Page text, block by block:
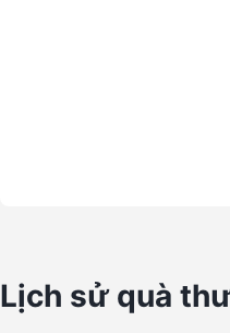
Lịch sử quà